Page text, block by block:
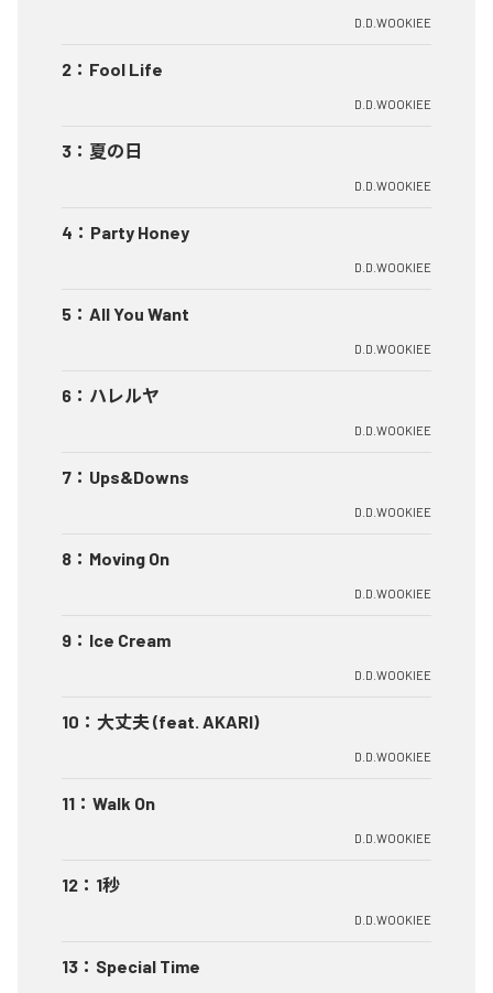
D.D.WOOKIEE
2 ： Fool Life
D.D.WOOKIEE
3 ： 夏の日
D.D.WOOKIEE
4 ： Party Honey
D.D.WOOKIEE
5 ： All You Want
D.D.WOOKIEE
6 ： ハレルヤ
D.D.WOOKIEE
7 ： Ups&Downs
D.D.WOOKIEE
8 ： Moving On
D.D.WOOKIEE
9 ： Ice Cream
D.D.WOOKIEE
10 ： 大丈夫 (feat. AKARI)
D.D.WOOKIEE
11 ： Walk On
D.D.WOOKIEE
12 ： 1秒
D.D.WOOKIEE
13 ： Special Time